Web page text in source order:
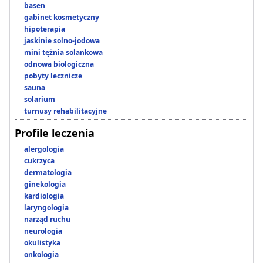
basen
gabinet kosmetyczny
hipoterapia
jaskinie solno-jodowa
mini tężnia solankowa
odnowa biologiczna
pobyty lecznicze
sauna
solarium
turnusy rehabilitacyjne
Profile leczenia
alergologia
cukrzyca
dermatologia
ginekologia
kardiologia
laryngologia
narząd ruchu
neurologia
okulistyka
onkologia